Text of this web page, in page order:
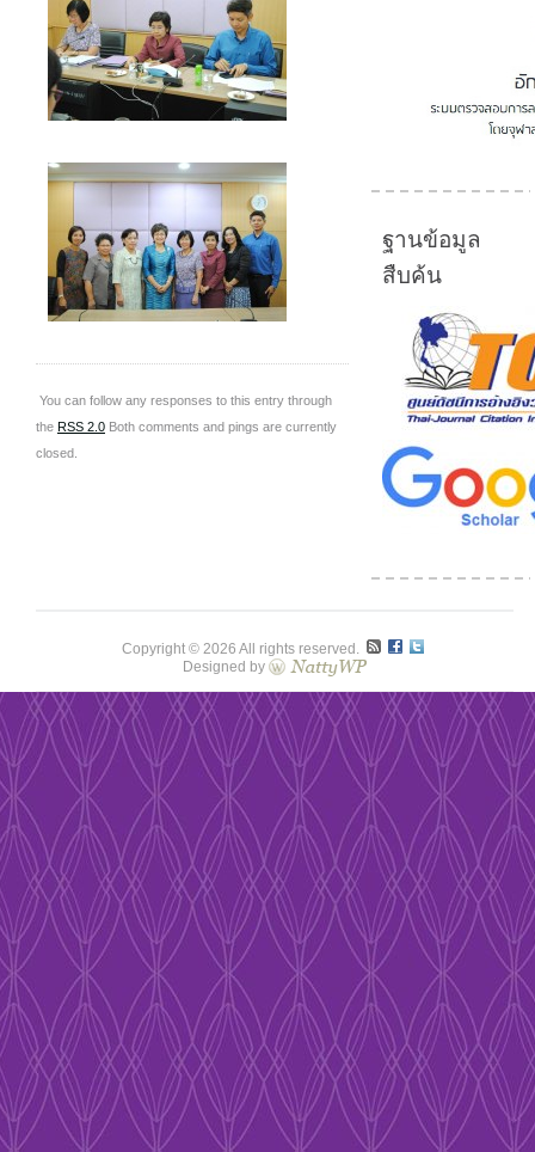
You can follow any responses to this entry through
the RSS 2.0 Both comments and pings are currently
closed.
ฐานข้อมูล
สืบค้น
Copyright © 2026 All rights reserved.
Designed by